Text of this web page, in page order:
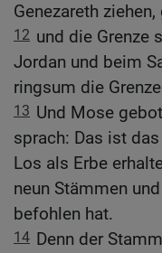
Genezareth
12 und die Grenze
Jordan und beim
ringsum die
13 Und Mose
sprach: Das ist
Los als Erbe
neun Stämmen
befohlen hat.
14 Denn der